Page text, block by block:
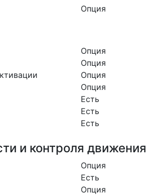
Опция
Опция
Опция
Опция
Опция
Есть
Есть
Есть
и контроля движения
Опция
Есть
Опция